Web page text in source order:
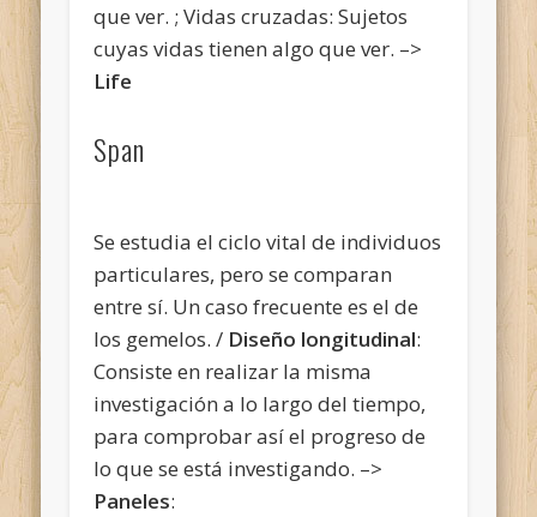
que ver. ; Vidas cruzadas: Sujetos
cuyas vidas tienen algo que ver. –>
Life
Span
Se estudia el ciclo vital de individuos
particulares, pero se comparan
entre sí. Un caso frecuente es el de
los gemelos. / Diseño longitudinal:
Consiste en realizar la misma
investigación a lo largo del tiempo,
para comprobar así el progreso de
lo que se está investigando. –>
Paneles: